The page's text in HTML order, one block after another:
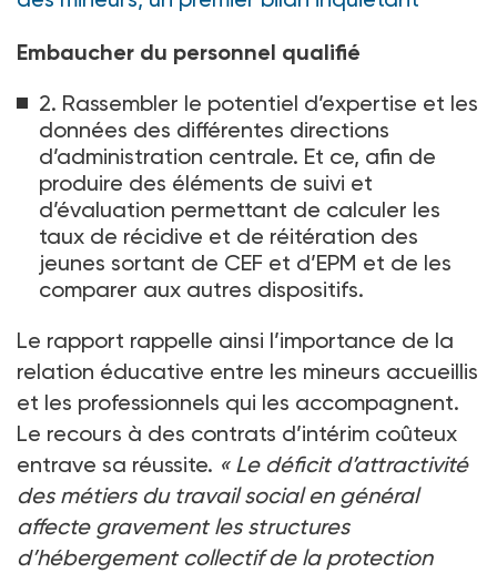
Embaucher du personnel qualifié
2. Rassembler le potentiel d’expertise et les
données des différentes directions
d’administration centrale. Et ce, afin de
produire des éléments de suivi et
d’évaluation permettant de calculer les
taux de récidive et de réitération des
jeunes sortant de CEF et d’EPM et de les
comparer aux autres dispositifs.
Le rapport rappelle ainsi l’importance de la
relation éducative entre les mineurs accueillis
et les professionnels qui les accompagnent.
Le recours à des contrats d’intérim coûteux
entrave sa réussite. « Le déficit d’attractivité
des métiers du travail social en général
affecte gravement les structures
d’hébergement collectif de la protection